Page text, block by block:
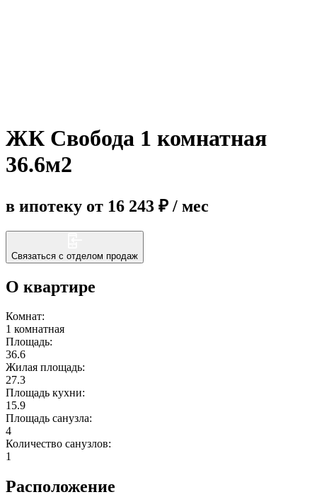
мы в соцсетях
ЖК Свобода 1 комнатная
36.6м2
в ипотеку от 16 243 ₽ / мес
Связаться с отделом продаж
О квартире
Комнат:
1 комнатная
Площадь:
36.6
Жилая площадь:
27.3
Площадь кухни:
15.9
Площадь санузла:
4
Количество санузлов:
1
Расположение